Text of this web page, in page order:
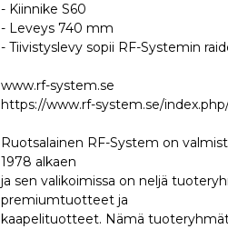
- Kiinnike S60
- Leveys 740 mm
- Tiivistyslevy sopii RF-Systemin
www.rf-system.se
https://www.rf-system.se/
Ruotsalainen RF-System on
1978 alkaen
ja sen valikoimissa on neljä
premiumtuotteet ja
kaapelituotteet. Nämä